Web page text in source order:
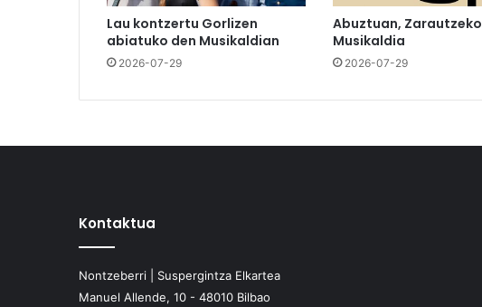
Lau kontzertu Gorlizen
abiatuko den Musikaldian
2026-07-29
Abuztuan, Zarautzeko
Musikaldia
2026-07-29
Kontaktua
Nontzeberri | Suspergintza Elkartea
Manuel Allende, 10 - 48010 Bilbao